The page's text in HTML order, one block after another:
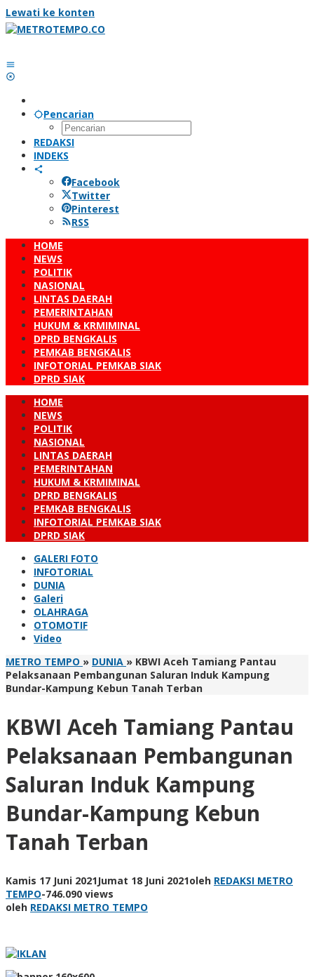
Lewati ke konten
Pencarian
REDAKSI
INDEKS
Facebook
Twitter
Pinterest
RSS
HOME
NEWS
POLITIK
NASIONAL
LINTAS DAERAH
PEMERINTAHAN
HUKUM & KRMIMINAL
DPRD BENGKALIS
PEMKAB BENGKALIS
INFOTORIAL PEMKAB SIAK
DPRD SIAK
HOME
NEWS
POLITIK
NASIONAL
LINTAS DAERAH
PEMERINTAHAN
HUKUM & KRMIMINAL
DPRD BENGKALIS
PEMKAB BENGKALIS
INFOTORIAL PEMKAB SIAK
DPRD SIAK
GALERI FOTO
INFOTORIAL
DUNIA
Galeri
OLAHRAGA
OTOMOTIF
Video
METRO TEMPO » DUNIA » KBWI Aceh Tamiang Pantau
Pelaksanaan Pembangunan Saluran Induk Kampung
Bundar-Kampung Kebun Tanah Terban
KBWI Aceh Tamiang Pantau
Pelaksanaan Pembangunan
Saluran Induk Kampung
Bundar-Kampung Kebun
Tanah Terban
Kamis 17 Juni 2021Jumat 18 Juni 2021oleh REDAKSI METRO
TEMPO-746.090 views
oleh REDAKSI METRO TEMPO